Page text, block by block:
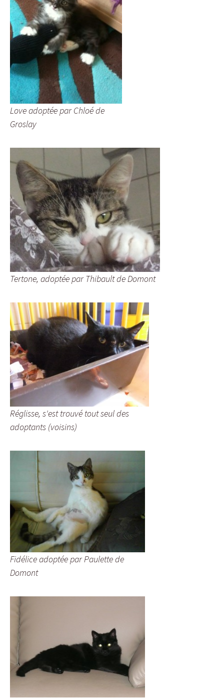
Love adoptée par Chloé de
Groslay
Tertone, adoptée par Thibault de Domont
Réglisse, s'est trouvé tout seul des
adoptants (voisins)
Fidélice adoptée par Paulette de
Domont